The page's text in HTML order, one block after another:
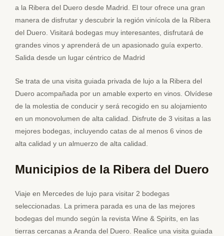
a la Ribera del Duero desde Madrid. El tour ofrece una gran
manera de disfrutar y descubrir la región vinícola de la Ribera
del Duero. Visitará bodegas muy interesantes, disfrutará de
grandes vinos y aprenderá de un apasionado guía experto.
Salida desde un lugar céntrico de Madrid
Se trata de una visita guiada privada de lujo a la Ribera del
Duero acompañada por un amable experto en vinos. Olvídese
de la molestia de conducir y será recogido en su alojamiento
en un monovolumen de alta calidad. Disfrute de 3 visitas a las
mejores bodegas, incluyendo catas de al menos 6 vinos de
alta calidad y un almuerzo de alta calidad.
Municipios de la Ribera del Duero
Viaje en Mercedes de lujo para visitar 2 bodegas
seleccionadas. La primera parada es una de las mejores
bodegas del mundo según la revista Wine & Spirits, en las
tierras cercanas a Aranda del Duero. Realice una visita guiada